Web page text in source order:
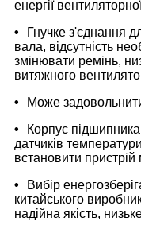
енергії
•
Гнучке з'єднання
вала, відсутність
змінювати ремінь,
витяжного
•
Може
•
Корпус
датчиків
встановити
•
Вибір
китайського
надійна якість,